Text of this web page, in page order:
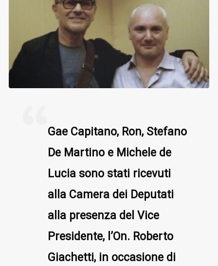
Gae Capitano, Ron, Stefano
De Martino e Michele de
Lucia sono stati ricevuti
alla Camera dei Deputati
alla presenza del Vice
Presidente, l’On. Roberto
Giachetti, in occasione di